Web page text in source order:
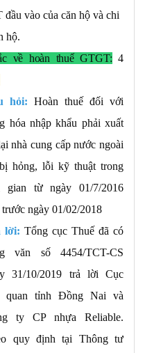
vào của căn hộ và chi
hộ.
về hoàn thuế GTGT: 4
hỏi: Hoàn thuế đối với
hóa nhập khẩu phải xuất
nhà cung cấp nước ngoài
hỏng, lỗi kỹ thuật trong
gian từ ngày 01/7/2016
trước ngày 01/02/2018
lời: Tổng cục Thuế đã có
văn số 4454/TCT-CS
31/10/2019 trả lời Cục
quan tỉnh Đồng Nai và
ty CP nhựa Reliable.
quy định tại Thông tư